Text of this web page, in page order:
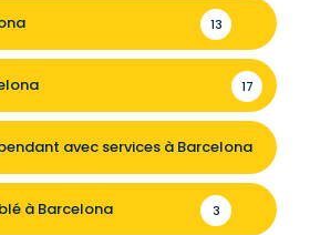
13
17
avec services à Barcelona
à Barcelona 3